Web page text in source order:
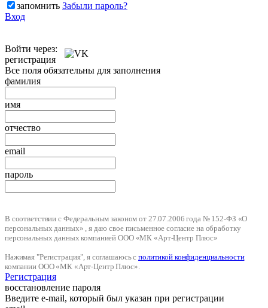
запомнить Забыли пароль?
Вход
Войти через:
регистрация
Все поля обязательны для заполнения
фамилия
имя
отчество
email
пароль
В соответствии с Федеральным законом от 27.07.2006 года № 152-ФЗ «О
персональных данных» , я даю свое письменное согласие на обработку
персональных данных компанией ООО «МК «Арт-Центр Плюс»
Нажимая "Регистрация", я соглашаюсь сполитикой конфиденциальности
компании ООО «МК «Арт-Центр Плюс».
Регистрация
восстановление пароля
Введите e-mail, который был указан при регистрации